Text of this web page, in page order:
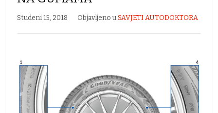
Studeni 15, 2018 Objavljeno uSAVJETI AUTODOKTORA